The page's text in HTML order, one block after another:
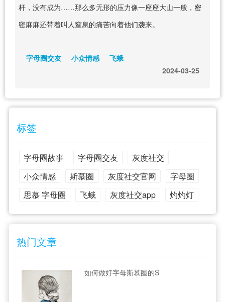
杆，没有成为……那么多无形的压力像一座座大山一般，密
密麻麻还带着叫人窒息的痛苦向着他们袭来。
字母圈交友 小众情感
飞蛾
2024-03-25
标签
字母圈故事 字母圈交友
灰度社交
小众情感
斯慕圈 灰度社交官网
字母圈
思慕 字母圈
飞蛾 灰度社交app 灼灼灯
热门文章
如何做好字母斯慕圈的S